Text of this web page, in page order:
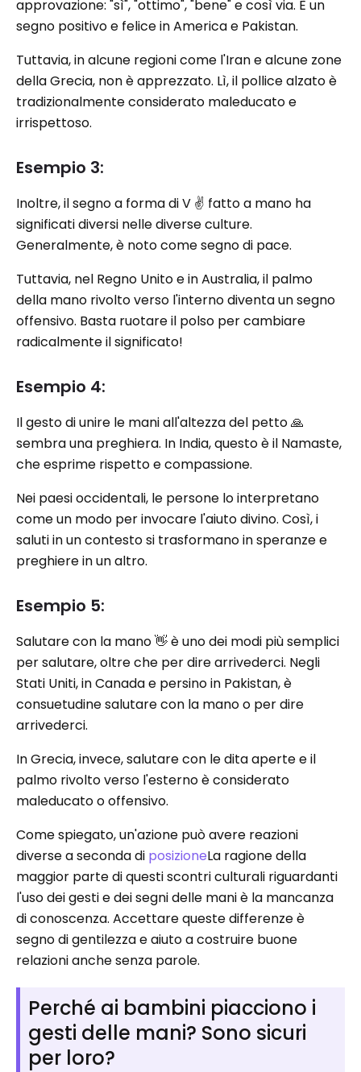
approvazione: "sì", "ottimo", "bene" e così via. È un
segno positivo e felice in America e Pakistan.
Tuttavia, in alcune regioni come l'Iran e alcune zone
della Grecia, non è apprezzato. Lì, il pollice alzato è
tradizionalmente considerato maleducato e
irrispettoso.
Esempio 3:
Inoltre, il segno a forma di V ✌️ fatto a mano ha
significati diversi nelle diverse culture.
Generalmente, è noto come segno di pace.
Tuttavia, nel Regno Unito e in Australia, il palmo
della mano rivolto verso l'interno diventa un segno
offensivo. Basta ruotare il polso per cambiare
radicalmente il significato!
Esempio 4:
Il gesto di unire le mani all'altezza del petto 🙏
sembra una preghiera. In India, questo è il Namaste,
che esprime rispetto e compassione.
Nei paesi occidentali, le persone lo interpretano
come un modo per invocare l'aiuto divino. Così, i
saluti in un contesto si trasformano in speranze e
preghiere in un altro.
Esempio 5:
Salutare con la mano 👋 è uno dei modi più semplici
per salutare, oltre che per dire arrivederci. Negli
Stati Uniti, in Canada e persino in Pakistan, è
consuetudine salutare con la mano o per dire
arrivederci.
In Grecia, invece, salutare con le dita aperte e il
palmo rivolto verso l'esterno è considerato
maleducato o offensivo.
Come spiegato, un'azione può avere reazioni
diverse a seconda di posizioneLa ragione della
maggior parte di questi scontri culturali riguardanti
l'uso dei gesti e dei segni delle mani è la mancanza
di conoscenza. Accettare queste differenze è
segno di gentilezza e aiuto a costruire buone
relazioni anche senza parole.
Perché ai bambini piacciono i
gesti delle mani? Sono sicuri
per loro?